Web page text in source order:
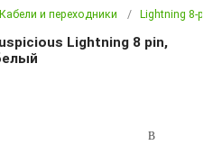
Кабели и переходники Lightning 8-pin
Lightning 8 pin,